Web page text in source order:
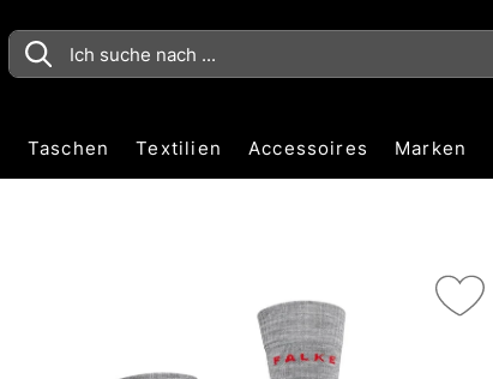
Taschen Textilien Accessoires Marken